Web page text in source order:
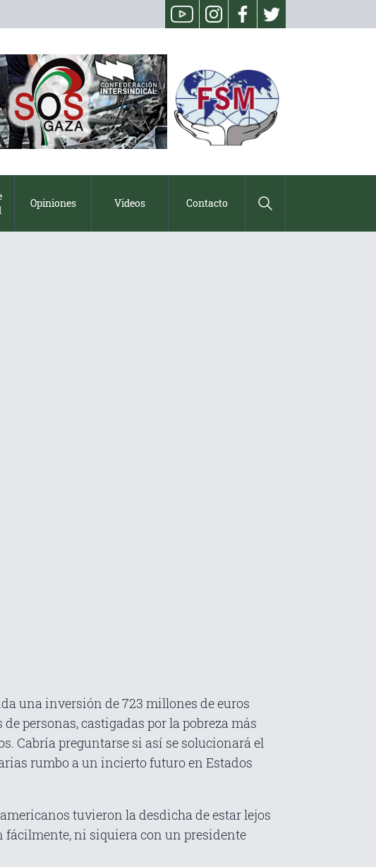
Opiniones Videos Contacto
una inversión de 723 millones de euros
personas, castigadas por la pobreza más
Cabría preguntarse si así se solucionará el
rumbo a un incierto futuro en Estados
tuvieron la desdicha de estar lejos
fácilmente, ni siquiera con un presidente